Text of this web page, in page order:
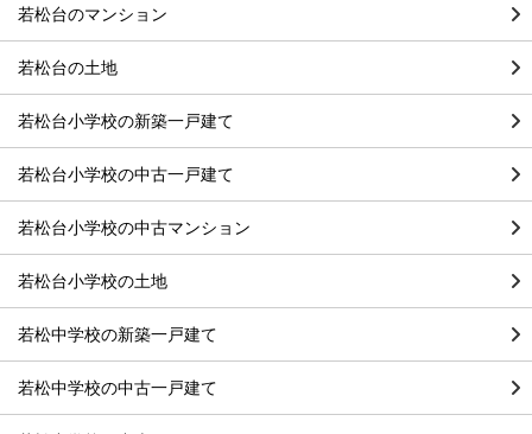
若松台のマンション
若松台の土地
若松台小学校の新築一戸建て
若松台小学校の中古一戸建て
若松台小学校の中古マンション
若松台小学校の土地
若松中学校の新築一戸建て
若松中学校の中古一戸建て